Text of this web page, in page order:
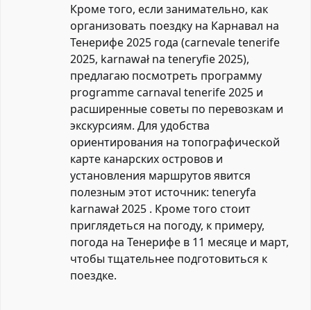
Кроме того, если занимательно, как
организовать поездку на Карнавал на
Тенерифе 2025 года (carnevale tenerife
2025, karnawał na teneryfie 2025),
предлагаю посмотреть программу
programme carnaval tenerife 2025 и
расширенные советы по перевозкам и
экскурсиям. Для удобства
ориентирования на топографической
карте канарских островов и
установления маршрутов явится
полезным этот источник: teneryfa
karnawał 2025 . Кроме того стоит
приглядеться на погоду, к примеру,
погода на Тенерифе в 11 месяце и март,
чтобы тщательнее подготовиться к
поездке.